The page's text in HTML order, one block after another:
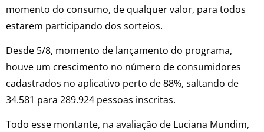
momento do consumo, de qualquer valor, para todos
estarem participando dos sorteios.
Desde 5/8, momento de lançamento do programa,
houve um crescimento no número de consumidores
cadastrados no aplicativo perto de 88%, saltando de
34.581 para 289.924 pessoas inscritas.
Todo esse montante, na avaliação de Luciana Mundim,